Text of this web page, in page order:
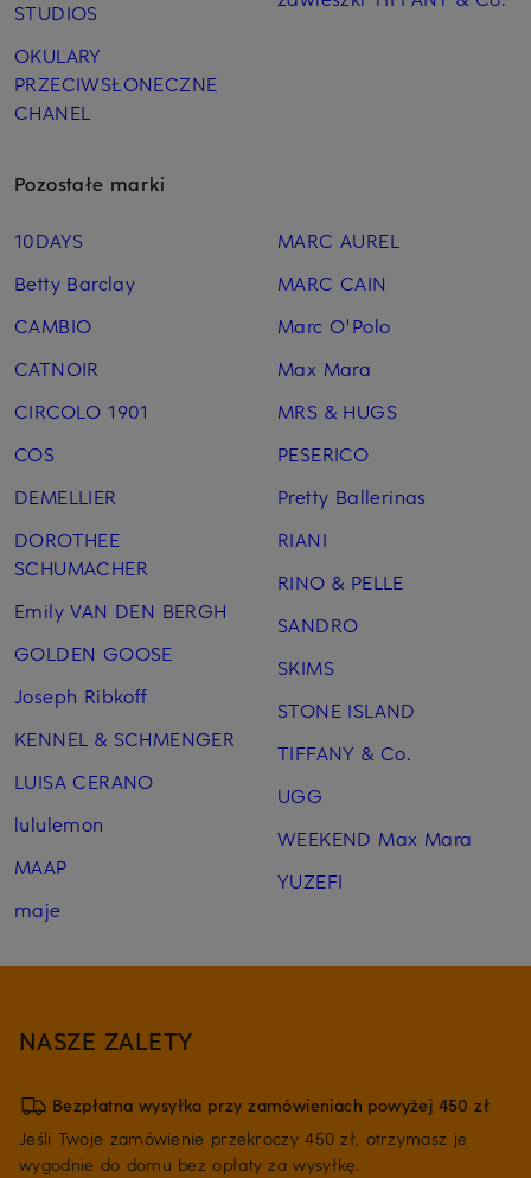
STUDIOS
OKULARY
PRZECIWSŁONECZNE
CHANEL
Pozostałe marki
10DAYS
Betty Barclay
CAMBIO
CATNOIR
CIRCOLO 1901
COS
DEMELLIER
DOROTHEE
SCHUMACHER
Emily VAN DEN BERGH
GOLDEN GOOSE
Joseph Ribkoff
KENNEL & SCHMENGER
LUISA CERANO
lululemon
MAAP
maje
MARC AUREL
MARC CAIN
Marc O'Polo
Max Mara
MRS & HUGS
PESERICO
Pretty Ballerinas
RIANI
RINO & PELLE
SANDRO
SKIMS
STONE ISLAND
TIFFANY & Co.
UGG
WEEKEND Max Mara
YUZEFI
NASZE ZALETY
Bezpłatna wysyłka przy zamówieniach powyżej 450 zł
Jeśli Twoje zamówienie przekroczy 450 zł, otrzymasz je
wygodnie do domu bez opłaty za wysyłkę.